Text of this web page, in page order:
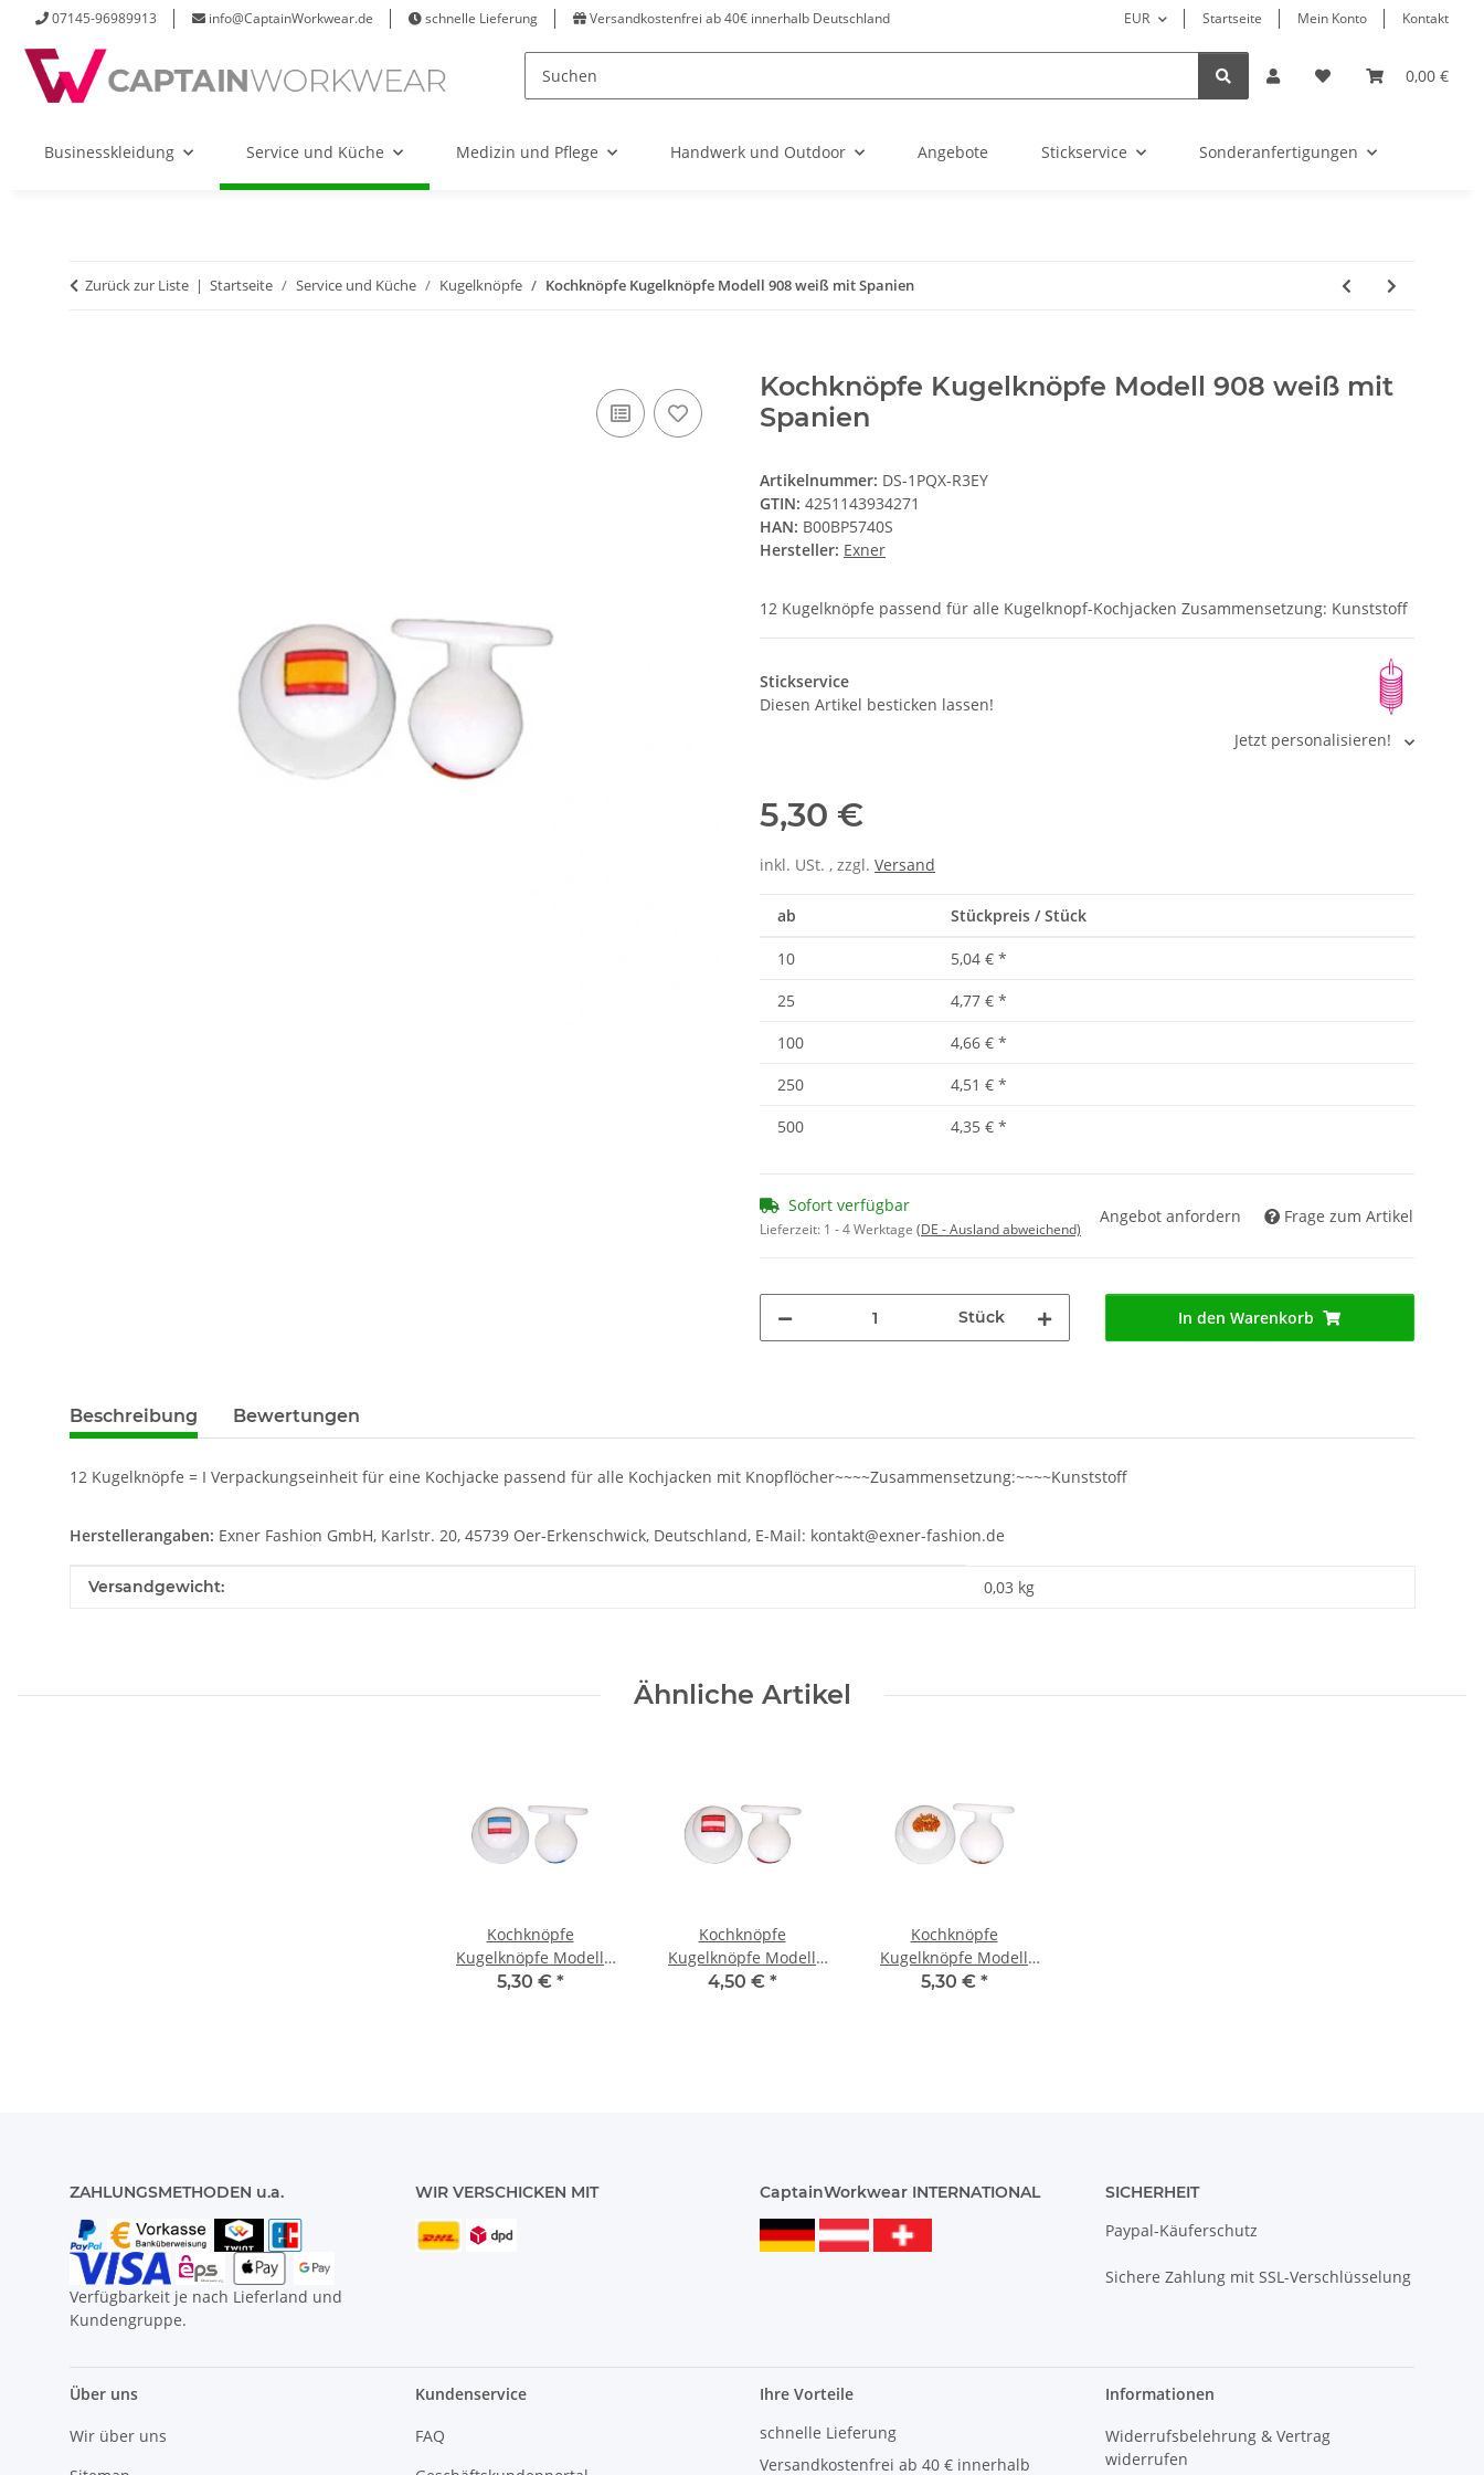
EUR Startseite Mein Konto Kontakt
07145-96989913 info@CaptainWorkwear.de schnelle Lieferung Versandkostenfrei ab 40€ innerhalb Deutschland
0,00 €
Businesskleidung Service und Küche Medizin und Pflege Handwerk und Outdoor Angebote Stickservice Sonderanfertigungen
Zurück zur Liste Startseite Service und Küche Kugelknöpfe Kochknöpfe Kugelknöpfe Modell 908 weiß mit Spanien
Kochknöpfe Kugelknöpfe Modell 908 weiß mit
Spanien
Artikelnummer: DS-1PQX-R3EY
GTIN: 4251143934271
HAN: B00BP5740S
Hersteller: Exner
12 Kugelknöpfe passend für alle Kugelknopf-Kochjacken Zusammensetzung: Kunststoff
Stickservice
Diesen Artikel besticken lassen!
Jetzt personalisieren!
5,30 €
inkl. USt. , zzgl. Versand
ab Stückpreis / Stück
10 5,04 € *
25
4,77 € *
100
4,66 € *
250
4,51 € *
500
4,35 € *
Sofort verfügbar
Lieferzeit: 1 - 4 Werktage (DE - Ausland abweichend)
Angebot anfordern Frage zum Artikel
Stück In den Warenkorb
Beschreibung Bewertungen
12 Kugelknöpfe = I Verpackungseinheit für eine Kochjacke passend für alle Kochjacken mit Knopflöcher~~~~Zusammensetzung:~~~~Kunststoff
Herstellerangaben: Exner Fashion GmbH, Karlstr. 20, 45739 Oer-Erkenschwick, Deutschland, E-Mail: kontakt@exner-fashion.de
Produkteigenschaft
Wert
Versandgewicht: 0,03 kg
Ähnliche Artikel
Kochknöpfe
Kugelknöpfe Modell
908 weiß mit
5,30 € *
Kochknöpfe
Kugelknöpfe Modell
908 weiß mit
4,50 € *
Kochknöpfe
Kugelknöpfe Modell
908 weiß mit Spicy
5,30 € *
ZAHLUNGSMETHODEN u.a.
Verfügbarkeit je nach Lieferland und
Kundengruppe.
WIR VERSCHICKEN MIT CaptainWorkwear INTERNATIONAL SICHERHEIT
Paypal-Käuferschutz
Sichere Zahlung mit SSL-Verschlüsselung
Über uns
Wir über uns
Kundenservice
FAQ
Ihre Vorteile
schnelle Lieferung
Versandkostenfrei ab 40 € innerhalb
Informationen
Widerrufsbelehrung & Vertrag
widerrufen